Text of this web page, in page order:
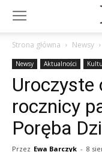
Strona główna Newsy
Newsy Aktualności
Uroczyste
rocznicy
Poręba
Przez Ewa Barczyk - 8